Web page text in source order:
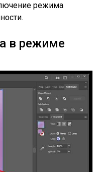
режима
в режиме